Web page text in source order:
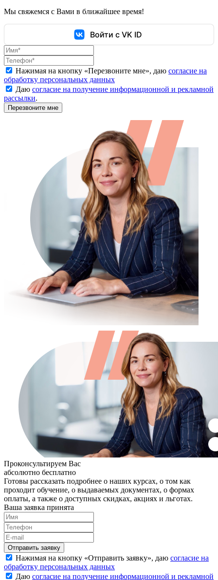
Мы свяжемся с Вами в ближайшее время!
Войти с VK ID
Нажимая на кнопку «Перезвоните мне», даю согласие на
обработку персональных данных
Даю согласие на получение информационной и рекламной
рассылки.
Проконсультируем Вас
абсолютно бесплатно
Готовы рассказать подробнее о наших курсах, о том как
проходит обучение, о выдаваемых документах, о формах
оплаты, а также о доступных скидках, акциях и льготах.
Ваша заявка принята
Нажимая на кнопку «Отправить заявку», даю согласие на
обработку персональных данных
Даю согласие на получение информационной и рекламной